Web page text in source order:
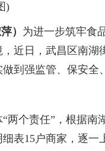
)
） 为进一步筑牢食
近日，武昌区南湖
到强监管、保安全
两个责任”，根据南
表15户商家，逐